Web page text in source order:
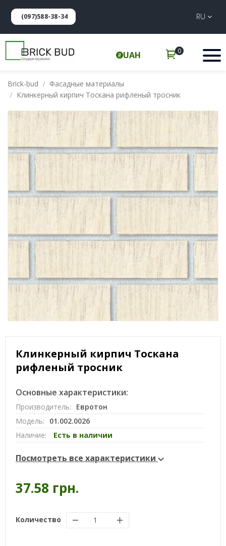
(097)588-38-34 RU
UAH 0
Brick-bud
Фасадные материалы
Клинкерный кирпич Тоскана рифленый тросник
Клинкерный кирпич Тоскана
рифленый тросник
Основные характеристики:
Производитель:
Евротон
Модель:
01.002.0026
Наличие:
Есть в наличии
Посмотреть все характеристики
37.58 грн.
Количество